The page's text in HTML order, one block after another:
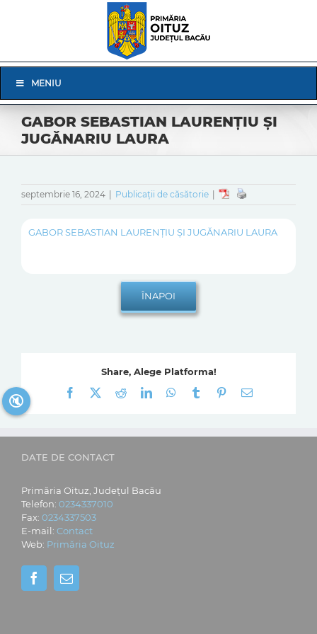
Navigation
MENIU
GABOR SEBASTIAN LAURENȚIU ȘI
JUGĂNARIU LAURA
septembrie 16, 2024 Publicații de căsătorie
GABOR SEBASTIAN LAURENȚIU ȘI JUGĂNARIU LAURA
Share, Alege Platforma!
Facebook
RedditLinkedInWhatsApp
Tumblr Pinterest
E-
DATE DE CONTACT
Primăria Oituz, Județul Bacău
Telefon: 0234337010
Fax: 0234337503
E-mail: Contact
Web: Primăria Oituz
🔇